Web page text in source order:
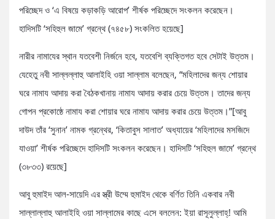
পরিচ্ছেদ ও ‘এ বিষয়ে কড়াকড়ি আরোপ’ শীর্ষক পরিচ্ছেদে সংকলন করেছেন।
হাদিসটি ‘সহিহুল জামে’ গ্রন্থে (৭৪৫৮) সংকলিত হয়েছে]
নারীর নামাযের স্থান যতবেশী নির্জনে হবে, যতবেশি ব্যক্তিগত হবে সেটাই উত্তম।
যেহেতু নবী সাল্লল্লাহু আলাইহি ওয়া সাল্লাম বলেছেন, “মহিলাদের জন্য শোয়ার
ঘরে নামায আদায় করা বৈঠকখানায় নামায আদায় করার চেয়ে উত্তম। তাদের জন্য
গোপন প্রকোষ্ঠে নামায করা শোয়ার ঘরে নামায আদায় করার চেয়ে উত্তম।”[আবু
দাউদ তাঁর ‘সুনান’ নামক গ্রন্থের, ‘কিতাবুস সালাত’ অধ্যায়ের ‘মহিলাদের মসজিদে
যাওয়া’ শীর্ষক পরিচ্ছেদে হাদিসটি সংকলন করেছেন। হাদিসটি ‘সহিহুল জামে’ গ্রন্থে
(৩৮৩৩) রয়েছে]
আবু হুমাইদ আল-সায়েদি এর স্ত্রী উম্মে হুমাইদ থেকে বর্ণিত তিনি একবার নবী
সাল্লাল্লাহু আলাইহি ওয়া সাল্লামের কাছে এসে বললেন: ইয়া রাসূলুল্লাহ্! আমি